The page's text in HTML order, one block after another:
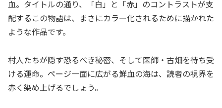
血。タイトルの通り、「白」と「赤」のコントラストが支
配するこの物語は、まさにカラー化されるために描かれた
ような作品です。
村人たちが隠す恐るべき秘密、そして医師・古畑を待ち受
ける運命。ページ一面に広がる鮮血の海は、読者の視界を
赤く染め上げるでしょう。